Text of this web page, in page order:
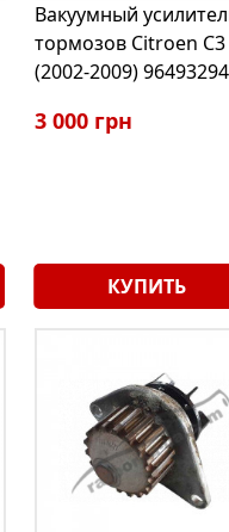
Вакуумный
тормозов Citroen C3
(2002-2009)
3 000 грн
КУПИТЬ